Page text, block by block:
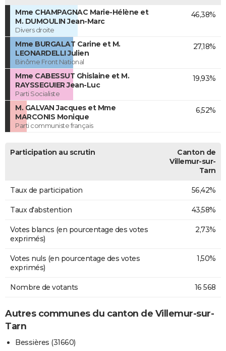
Mme CHAMPAGNAC Marie-Hélène et
M. DUMOULIN Jean-Marc
Divers droite
46,38%
Mme BURGALAT Carine et M.
LEONARDELLI Julien
Binôme Front National
27,18%
Mme CABESSUT Ghislaine et M.
RAYSSEGUIER Jean-Luc
Parti Socialiste
19,93%
M. GALVAN Jacques et Mme
MARCONIS Monique
Parti communiste français
6,52%
Participation au scrutin
Canton de
Villemur-sur-
Tarn
Taux de participation 56,42%
Taux d'abstention 43,58%
Votes blancs (en pourcentage des votes
exprimés)
2,73%
Votes nuls (en pourcentage des votes
exprimés)
1,50%
Nombre de votants 16 568
Autres communes du canton de Villemur-sur-
Tarn
Bessières (31660)